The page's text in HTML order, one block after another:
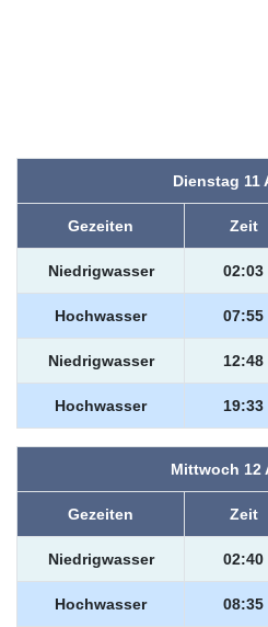
Dienstag 11
Gezeiten Zeit
Niedrigwasser 02:03
Hochwasser 07:55
Niedrigwasser 12:48
Hochwasser 19:33
Mittwoch 12
Gezeiten Zeit
Niedrigwasser 02:40
Hochwasser 08:35